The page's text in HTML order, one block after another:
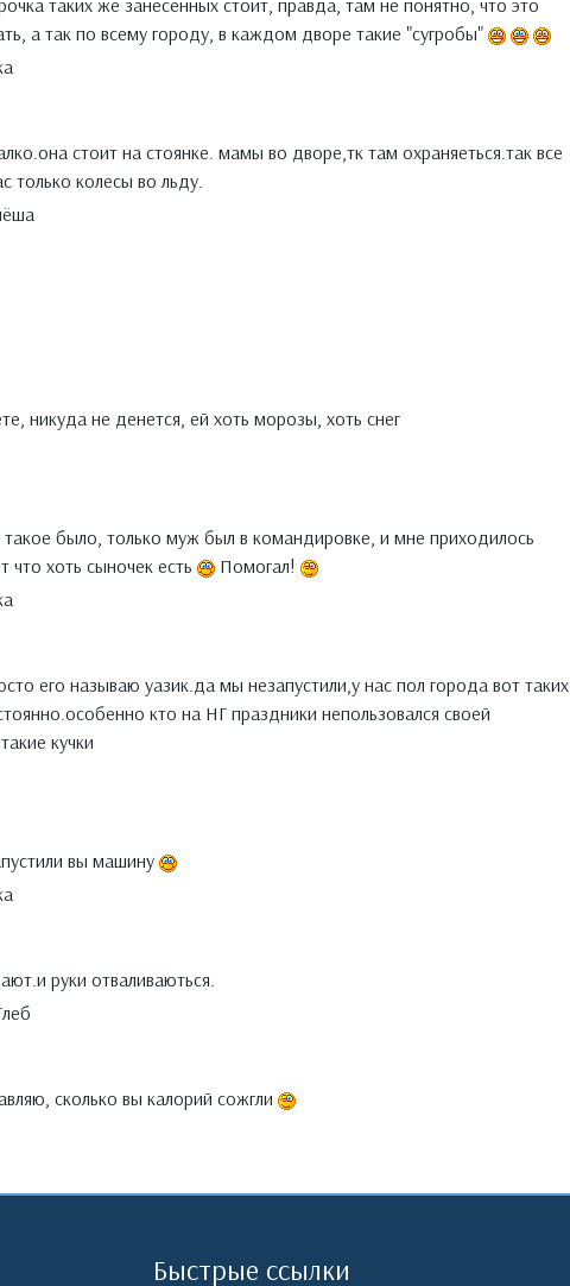
таких же занесенных стоит, правда, там не понятно, что это
а так по всему городу, в каждом дворе такие "сугробы"
стоит на стоянке. мамы во дворе,тк там охраняеться.так все
только колесы во льду.
никуда не денется, ей хоть морозы, хоть снег
было, только муж был в командировке, и мне приходилось
что хоть сыночек есть
Помогал!
его называю уазик.да мы незапустили,у нас пол города вот таких
кто на НГ праздники непользовался своей
кучки
вы машину
руки отваливаються.
сколько вы калорий сожгли
Быстрые ссылки